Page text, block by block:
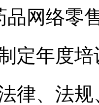
络零售
定年度
律、法